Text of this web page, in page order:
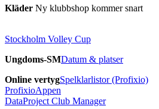
Kläder Ny klubbshop kommer snart
Stockholm Volley Cup
Ungdoms-SMDatum & platser
Online vertygSpelklarlistor (Profixio)
ProfixioAppen
DataProject Club Manager